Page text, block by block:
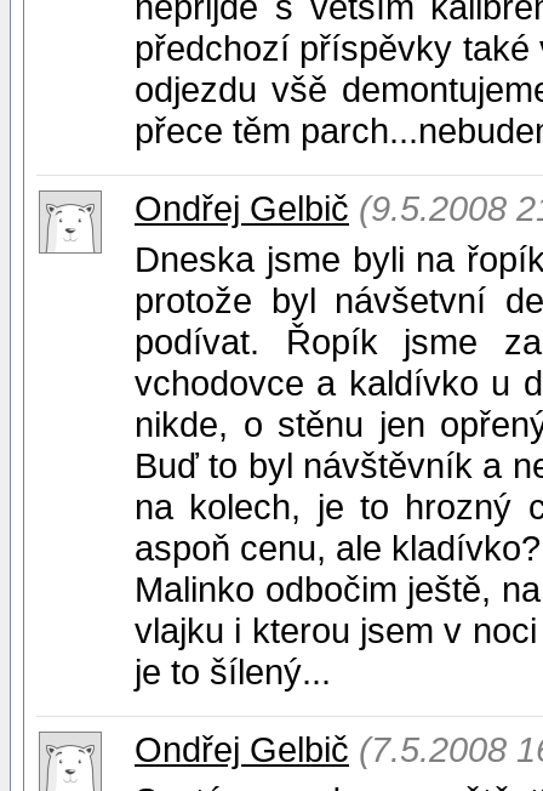
předchozí příspěvky také
odjezdu všě
přece těm
Ondřej Gelbič (9.5.2008
Dneska jsme byli na
protože byl návšetvní
podívat. Řopík jsme
vchodovce a kaldívko u
nikde, o stěnu jen
Buď to byl návštěvník a
na kolech, je to hrozný
aspoň cenu, ale kladívko?
Malinko odbočim ještě,
vlajku i kterou jsem v
je to šílený...
Ondřej Gelbič (7.5.2008